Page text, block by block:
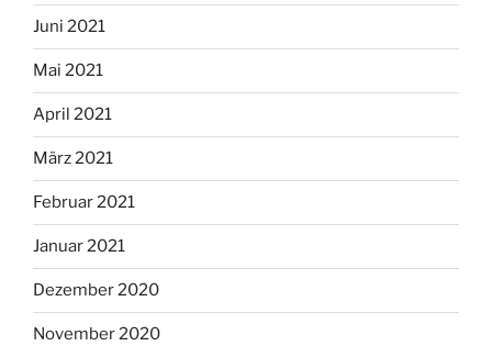
Juni 2021
Mai 2021
April 2021
März 2021
Februar 2021
Januar 2021
Dezember 2020
November 2020